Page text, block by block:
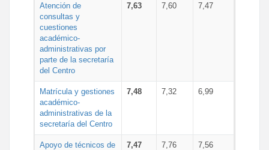
Atención de
consultas y
cuestiones
académico-
administrativas por
parte de la secretaría
del Centro
7,63 7,60 7,47
Matrícula y gestiones
académico-
administrativas de la
secretaría del Centro
7,48 7,32 6,99
Apoyo de técnicos de
7,47 7,76 7,56